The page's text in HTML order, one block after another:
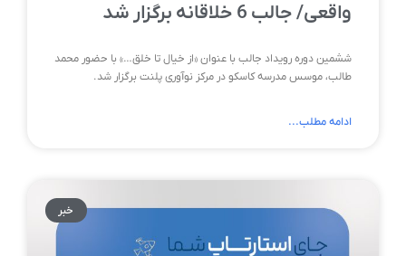
واقعی/ جالب 6 خلاقانه برگزار شد
ششمین دوره رویداد جالب با عنوان «از خیال تا خلق…» با حضور محمد
طالب، موسس مدرسه کاسکو در مرکز نوآوری پلنت برگزار شد.
ادامه مطلب...
خبر